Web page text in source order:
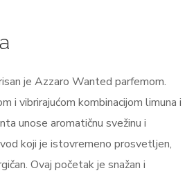
je Azzaro Wanted parfemom.
i vibrirajućom kombinacijom limuna i
unose aromatičnu svežinu i
koji je istovremeno prosvetljen,
Ovaj početak je snažan i